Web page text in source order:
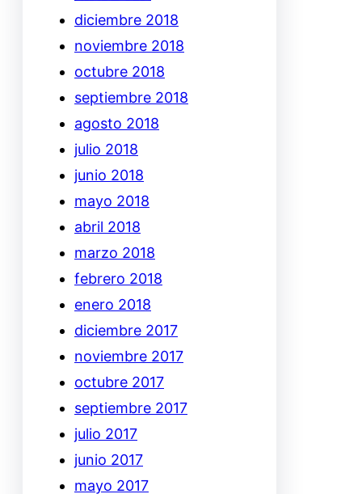
diciembre 2018
noviembre 2018
octubre 2018
septiembre 2018
agosto 2018
julio 2018
junio 2018
mayo 2018
abril 2018
marzo 2018
febrero 2018
enero 2018
diciembre 2017
noviembre 2017
octubre 2017
septiembre 2017
julio 2017
junio 2017
mayo 2017